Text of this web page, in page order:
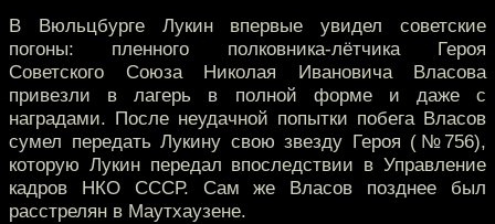
В Вюльцбурге Лукин впервые увидел советские
погоны: пленного полковника-лётчика Героя
Советского Союза Николая Ивановича Власова
привезли в лагерь в полной форме и даже с
наградами. После неудачной попытки побега Власов
сумел передать Лукину свою звезду Героя (№756),
которую Лукин передал впоследствии в Управление
кадров НКО СССР. Сам же Власов позднее был
расстрелян в Маутхаузене.